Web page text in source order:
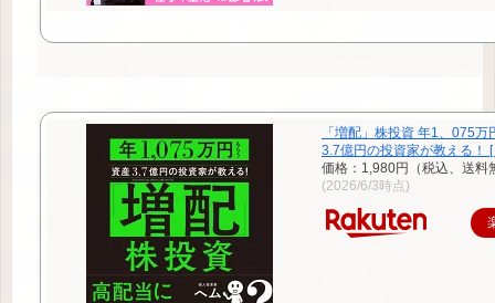
「増配」株投資 年1、075万
3.7億円の投資家が教える！ [
価格：1,980円（税込、送料
(2026/6/3時点)